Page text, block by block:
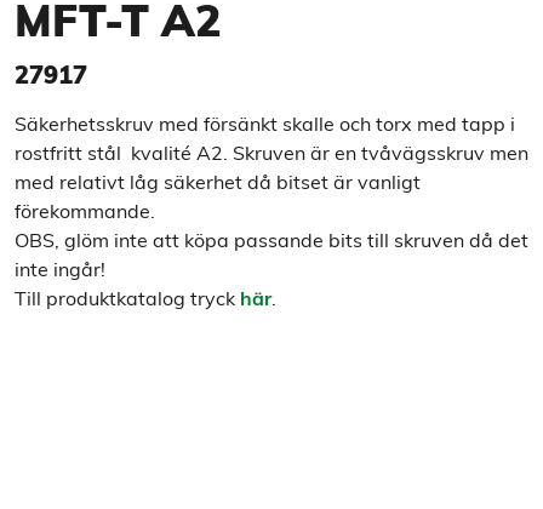
MFT-T A2
27917
Säkerhetsskruv med försänkt skalle och torx med tapp i
rostfritt stål kvalité A2. Skruven är en tvåvägsskruv men
med relativt låg säkerhet då bitset är vanligt
förekommande.
OBS, glöm inte att köpa passande bits till skruven då det
inte ingår!
Till produktkatalog tryck här.